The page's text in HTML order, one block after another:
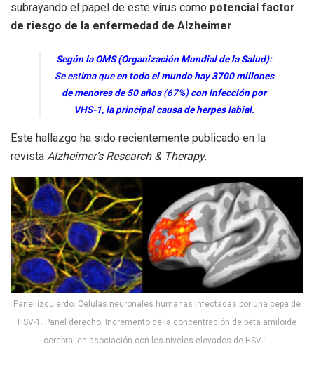
subrayando el papel de este virus como potencial factor
de riesgo de la enfermedad de Alzheimer.
Según la OMS (Organización Mundial de la Salud):
Se estima queen todo el mundo hay 3700 millones
de menores de 50 años(67%)con infección por
VHS-1, la principal causa de herpes labial.
Este hallazgo ha sido recientemente publicado en la
revista Alzheimer’s Research & Therapy.
Panel izquierdo. Células neuronales humanas infectadas por una cepa de
HSV-1. Panel derecho. Incremento de la concentración de beta amiloide
cerebral en asociación con los niveles elevados de HSV-1.